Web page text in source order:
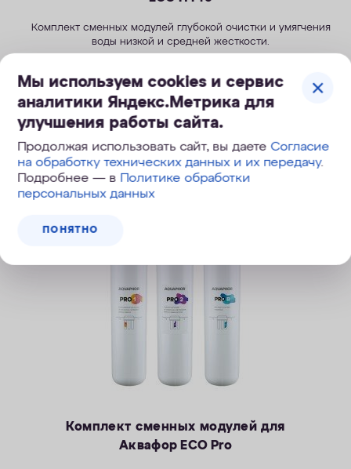
Комплект сменных модулей глубокой очистки и умягчения
воды низкой и средней жесткости.
5 990руб.
ПОД ЗАКАЗ
Комплект сменных модулей для
Аквафор ECO Pro
Мы используем cookies и сервис
аналитики Яндекс.Метрика для
улучшения работы сайта.
Продолжая использовать сайт, вы даетеСогласие
на обработку технических данных и их передачу.
Подробнее — в Политике обработки
персональных данных
ПОНЯТНО